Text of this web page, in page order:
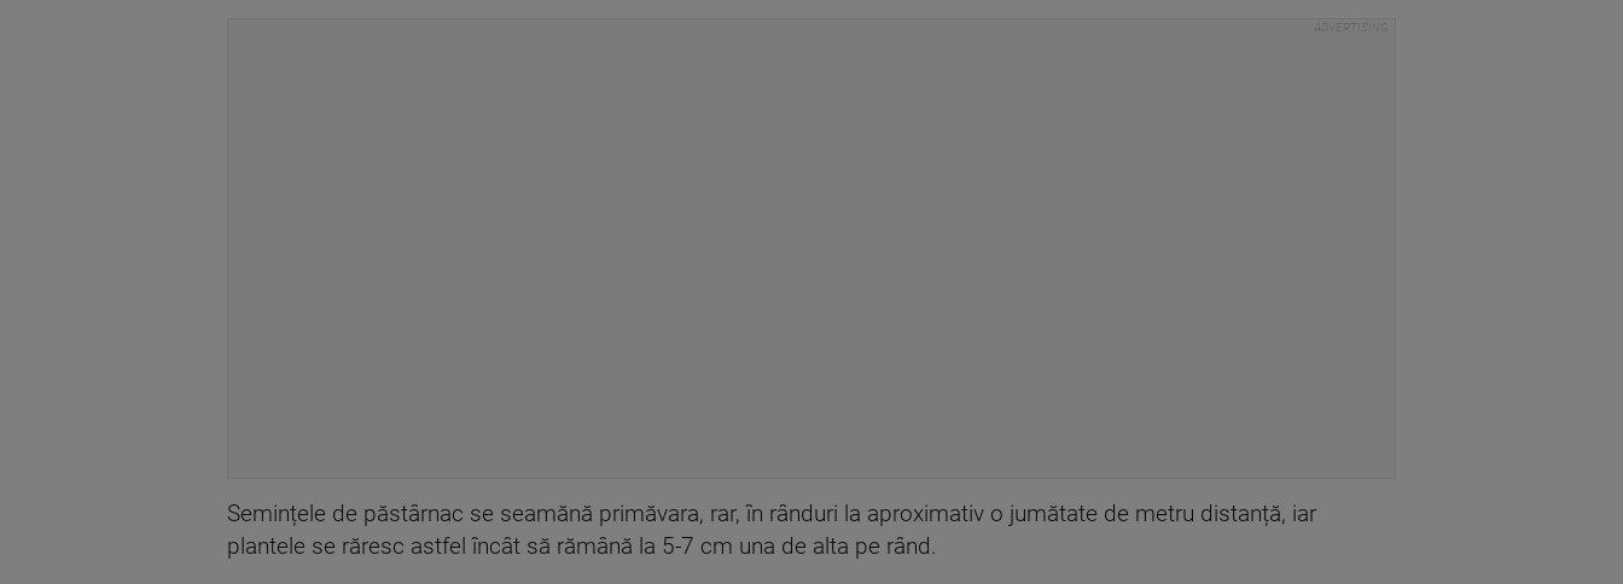
Semințele de păstârnac se seamănă primăvara, rar, în rânduri la aproximativ o jumătate de metru distanță, iar
plantele se răresc astfel încât să rămână la 5-7 cm una de alta pe rând.